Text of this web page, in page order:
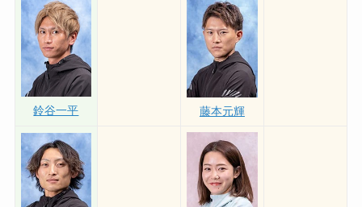
鈴谷一平 藤本元輝